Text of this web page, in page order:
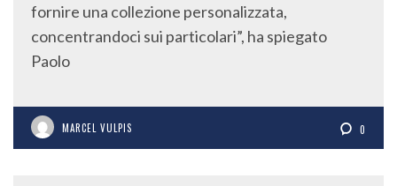
fornire una collezione personalizzata,
concentrandoci sui particolari”, ha spiegato
Paolo
MARCEL VULPIS 0